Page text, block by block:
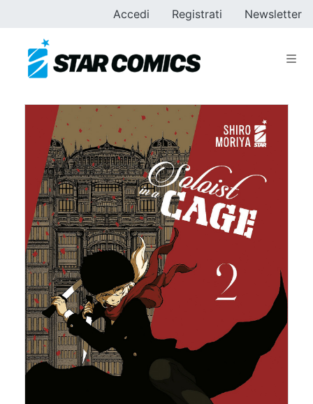
Accedi Registrati Newsletter